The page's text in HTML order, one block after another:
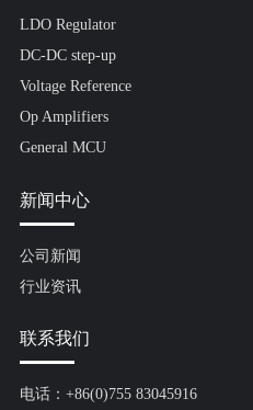
LDO Regulator
DC-DC step-up
Voltage Reference
Op Amplifiers
General MCU
新闻中心
公司新闻
行业资讯
联系我们
电话：+86(0)755 83045916